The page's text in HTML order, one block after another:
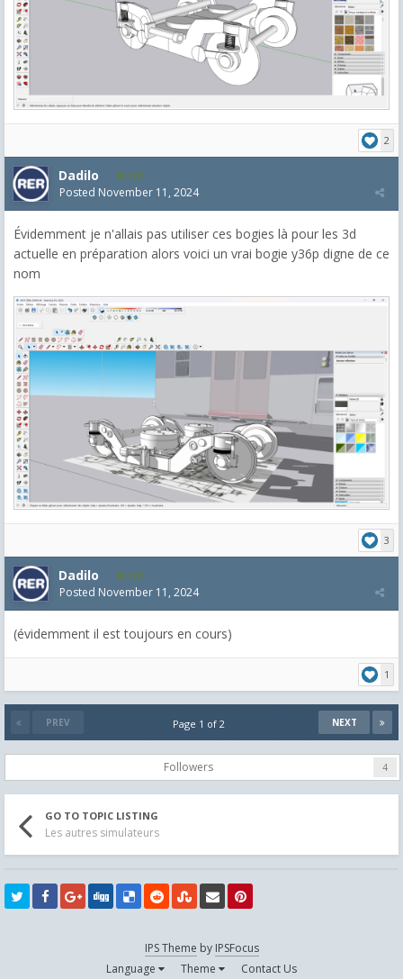
2
Dadilo 101
Posted November 11, 2024
Évidemment je n'allais pas utiliser ces bogies là pour les 3d
actuelle en préparation alors voici un vrai bogie y36p digne de ce
nom
3
Dadilo 101
Posted November 11, 2024
(évidemment il est toujours en cours)
1
PREV NEXT
Page 1 of 2
Followers 4
GO TO TOPIC LISTING
Les autres simulateurs
IPS Theme by IPSFocus
Language
Theme Contact Us